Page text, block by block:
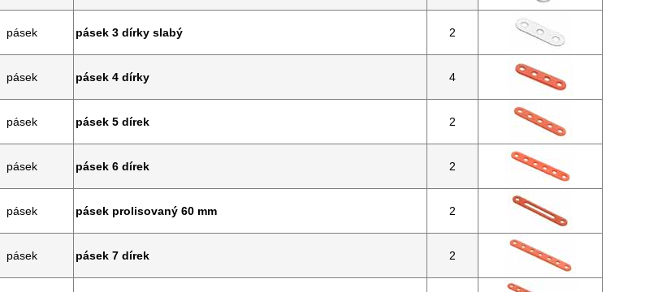
pásek pásek 3 dírky slabý 2
pásek pásek 4 dírky 4
pásek pásek 5 dírek 2
pásek pásek 6 dírek 2
pásek pásek prolisovaný 60 mm 2
pásek pásek 7 dírek 2